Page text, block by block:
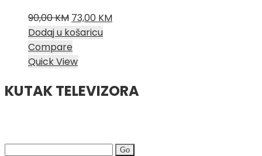
90,00KM Izvorna
cijena
bila
je:
73,00 KMTrenutna
Dodaj u košaricu
Compare
Quick View
KUTAK TELEVIZORA
Search